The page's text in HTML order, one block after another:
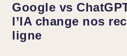
Google vs
l’IA change nos
ligne